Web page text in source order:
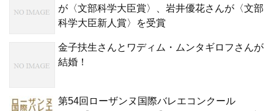
が〈文部科学大臣賞〉、岩井優花さんが〈文部
科学大臣新人賞〉を受賞
金子扶生さんとワディム・ムンタギロフさんが
結婚！
第54回ローザンヌ国際バレエコンクール